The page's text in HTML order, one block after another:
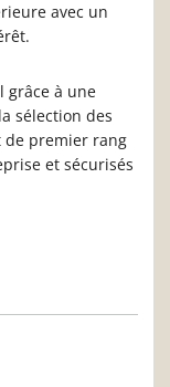
avec un
grâce à une
sélection des
de premier rang
et sécurisés